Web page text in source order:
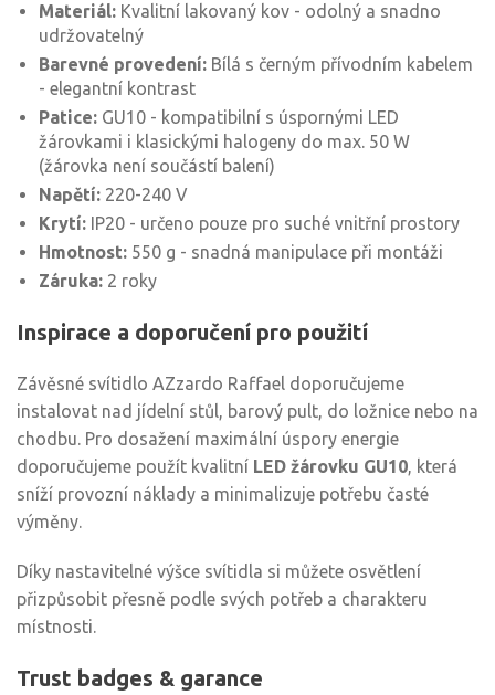
Materiál: Kvalitní lakovaný kov - odolný a snadno
udržovatelný
Barevné provedení: Bílá s černým přívodním kabelem
- elegantní kontrast
Patice: GU10 - kompatibilní s úspornými LED
žárovkami i klasickými halogeny do max. 50 W
(žárovka není součástí balení)
Napětí: 220-240 V
Krytí: IP20 - určeno pouze pro suché vnitřní prostory
Hmotnost: 550 g - snadná manipulace při montáži
Záruka: 2 roky
Inspirace a doporučení pro použití
Závěsné svítidlo AZzardo Raffael doporučujeme
instalovat nad jídelní stůl, barový pult, do ložnice nebo na
chodbu. Pro dosažení maximální úspory energie
doporučujeme použít kvalitní LED žárovku GU10, která
sníží provozní náklady a minimalizuje potřebu časté
výměny.
Díky nastavitelné výšce svítidla si můžete osvětlení
přizpůsobit přesně podle svých potřeb a charakteru
místnosti.
Trust badges & garance